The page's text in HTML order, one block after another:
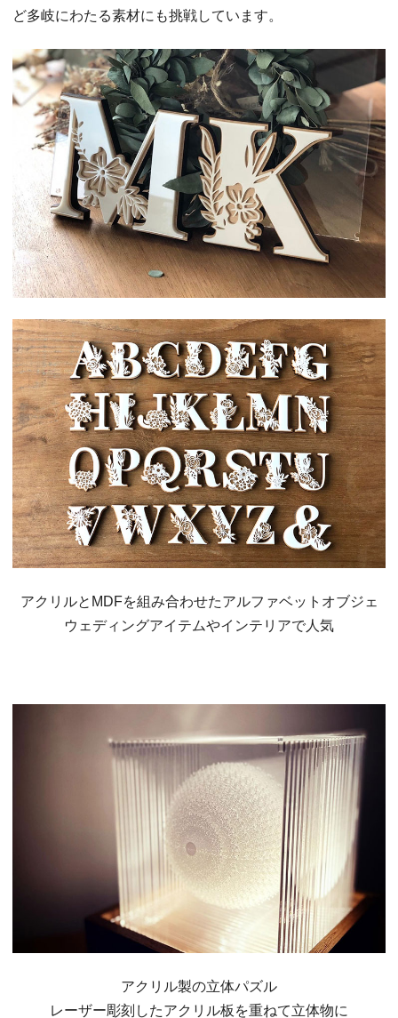
ど多岐にわたる素材にも挑戦しています。
アクリルとMDFを組み合わせたアルファベットオブジェ
ウェディングアイテムやインテリアで人気
アクリル製の立体パズル
レーザー彫刻したアクリル板を重ねて立体物に